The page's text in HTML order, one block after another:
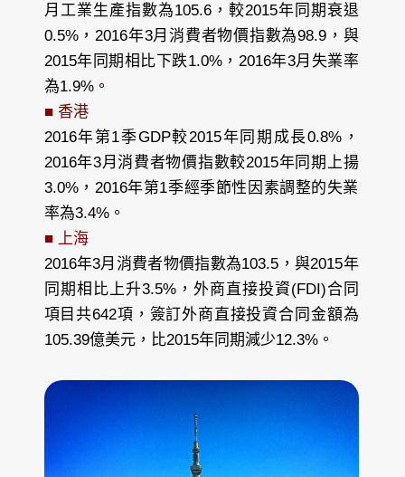
月工業生產指數為105.6，較2015年同期衰退
0.5%，2016年3月消費者物價指數為98.9，與
2015年同期相比下跌1.0%，2016年3月失業率
為1.9%。
■ 香港
2016年第1季GDP較2015年同期成長0.8%，
2016年3月消費者物價指數較2015年同期上揚
3.0%，2016年第1季經季節性因素調整的失業
率為3.4%。
■ 上海
2016年3月消費者物價指數為103.5，與2015年
同期相比上升3.5%，外商直接投資(FDI)合同
項目共642項，簽訂外商直接投資合同金額為
105.39億美元，比2015年同期減少12.3%。